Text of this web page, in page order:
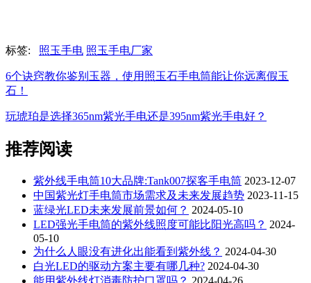
标签: 照玉手电 照玉手电厂家
6个诀窍教你鉴别玉器，使用照玉石手电筒能让你远离假玉
石！
玩琥珀是选择365nm紫光手电还是395nm紫光手电好？
推荐阅读
紫外线手电筒10大品牌:Tank007探客手电筒 2023-12-07
中国紫光灯手电筒市场需求及未来发展趋势 2023-11-15
蓝绿光LED未来发展前景如何？ 2024-05-10
LED强光手电筒的紫外线照度可能比阳光高吗？ 2024-
05-10
为什么人眼没有进化出能看到紫外线？ 2024-04-30
白光LED的驱动方案主要有哪几种? 2024-04-30
能用紫外线灯消毒防护口罩吗？ 2024-04-26